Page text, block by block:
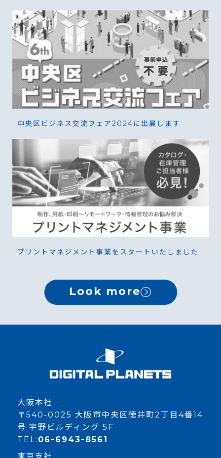
中央区ビジネス交流フェア2024に出展します
プリントマネジメント事業をスタートいたしました
Look more
大阪本社
〒540-0025 大阪市中央区徳井町2丁目4番14
号 宇野ビルディング 5F
TEL: 06-6943-8561